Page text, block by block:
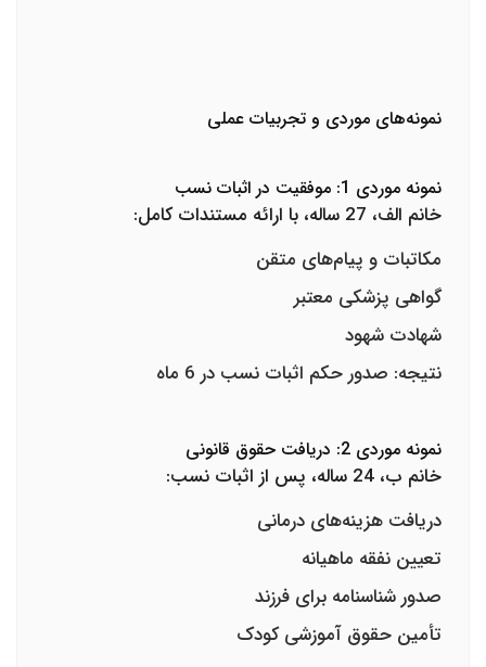
نمونه‌های موردی و تجربیات عملی
نمونه موردی 1: موفقیت در اثبات نسب
خانم الف، 27 ساله، با ارائه مستندات کامل:
مکاتبات و پیام‌های متقن
گواهی پزشکی معتبر
شهادت شهود
نتیجه: صدور حکم اثبات نسب در 6 ماه
نمونه موردی 2: دریافت حقوق قانونی
خانم ب، 24 ساله، پس از اثبات نسب:
دریافت هزینه‌های درمانی
تعیین نفقه ماهیانه
صدور شناسنامه برای فرزند
تأمین حقوق آموزشی کودک